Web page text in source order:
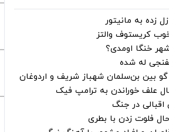
زده به مانیتور
کریستوف والتز
شهر خنگا اومدی؟
له شده
بین بن‌سلمان شهباز شریف و اردوغان
علف خوراندن به ترامپ فیک
اقبالی در جنگ
فلوت زدن با بطری